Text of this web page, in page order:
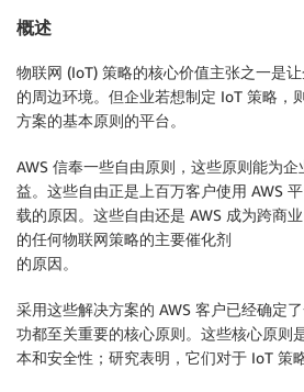
概述
物联网 (IoT) 策略的核心价值主张之一是
的周边环境。但企业若想制定 IoT 策略，
方案的基本原则的平台。
AWS 信奉一些自由原则，这些原则能为
益。这些自由正是上百万客户使用 AWS
载的原因。这些自由还是 AWS 成为跨商
的任何物联网策略的主要催化剂
的原因。
采用这些解决方案的 AWS 客户已经确定
功都至关重要的核心原则。这些核心原则
本和安全性；研究表明，它们对于 IoT 策